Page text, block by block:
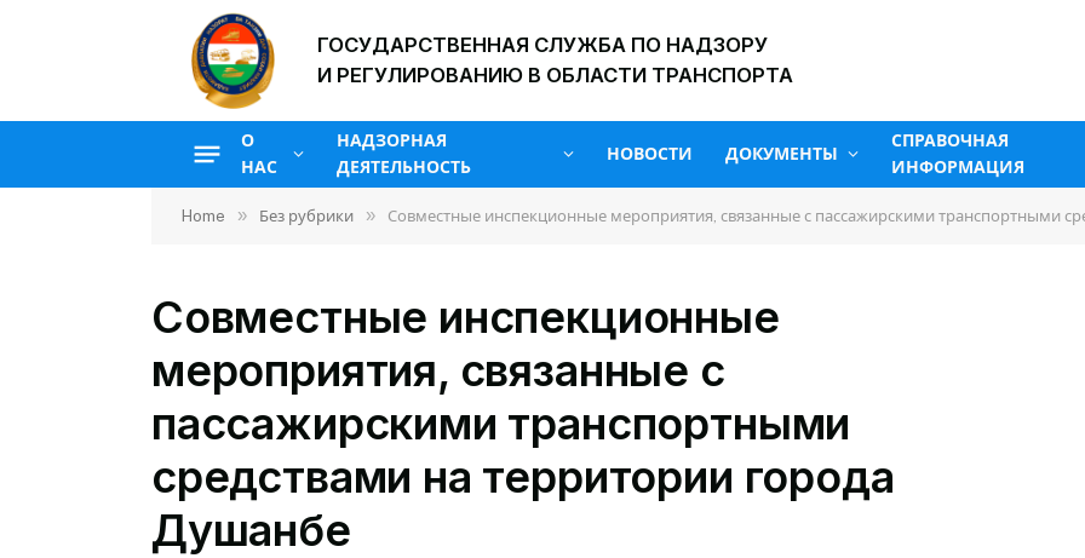
ГОСУДАРСТВЕННАЯ СЛУЖБА ПО НАДЗОРУ
И РЕГУЛИРОВАНИЮ В ОБЛАСТИ ТРАНСПОРТА
О
НАС
НАДЗОРНАЯ
ДЕЯТЕЛЬНОСТЬ
НОВОСТИ ДОКУМЕНТЫ
СПРАВОЧНАЯ
ИНФОРМАЦИЯ
Home » Без рубрики » Совместные инспекционные мероприятия, связанные с пассажирскими транспортными
Совместные инспекционные
мероприятия, связанные с
пассажирскими транспортными
средствами на территории города
Душанбе